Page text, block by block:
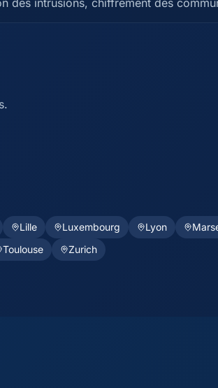
des intrusions, chiffrement des
Lille Luxembourg Lyon
Toulouse Zurich